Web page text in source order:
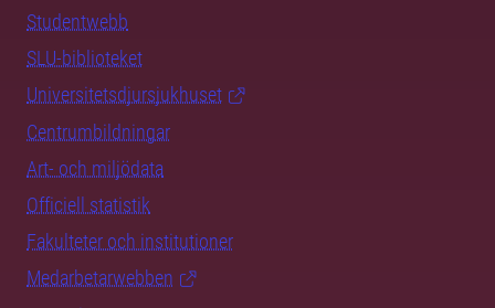
Studentwebb
SLU-biblioteket
Universitetsdjursjukhuset
Centrumbildningar
Art- och miljödata
Officiell statistik
Fakulteter och institutioner
Medarbetarwebben